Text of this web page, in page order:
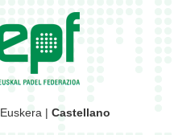
Euskera | Castellano